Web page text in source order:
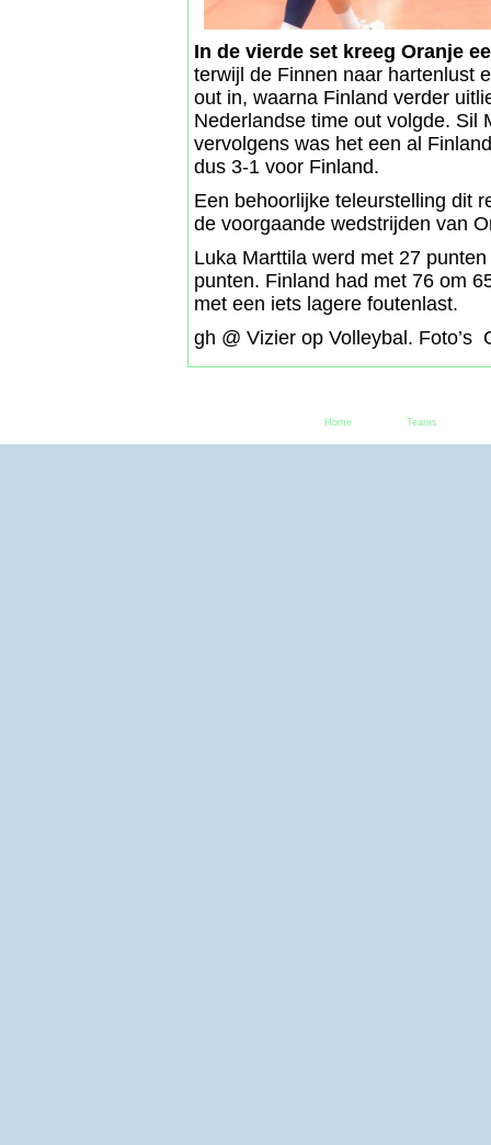
In de vierde set kreeg Oranje
terwijl de Finnen naar hartenlust
out in, waarna Finland verder
Nederlandse time out volgde. Sil
vervolgens was het een al
dus 3-1 voor Finland.
Een behoorlijke teleurstelling dit
de voorgaande wedstrijden van
Luka Marttila werd met 27
punten. Finland had met 76 om
met een iets lagere foutenlast.
gh @ Vizier op Volleybal. Foto’s
Home Teams